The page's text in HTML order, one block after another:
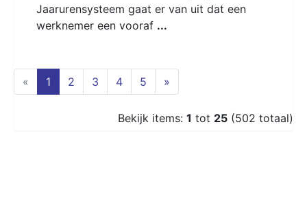
Jaarurensysteem gaat er van uit dat een
werknemer een vooraf ...
« 1 (current)
2 3 4 5 »
Bekijk items: 1 tot 25 (502 totaal)